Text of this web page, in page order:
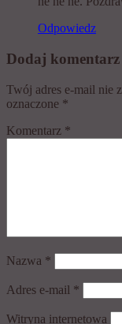
Odpowiedz
Dodaj komentarz
Twój adres e-mail nie
oznaczone *
Komentarz *
Nazwa *
Adres e-mail *
Witryna internetowa